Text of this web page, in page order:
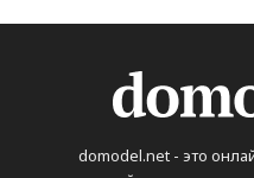
domodel.net - это